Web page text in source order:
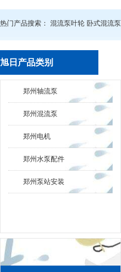
热门产品搜索： 混流泵叶轮 卧式混流泵
旭日产品类别
郑州轴流泵
郑州混流泵
郑州电机
郑州水泵配件
郑州泵站安装